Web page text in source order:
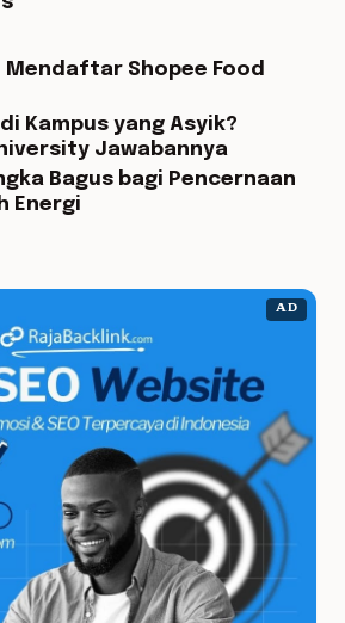
Mendaftar Shopee Food
Kampus yang Asyik?
Jawabannya
Bagus bagi Pencernaan
Energi
AD